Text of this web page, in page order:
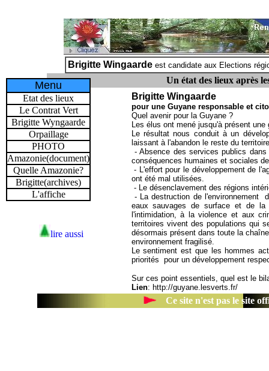
Menu
Etat des lieux
Le Contrat Vert
Brigitte Wyngaarde
Orpaillage
PHOTO
Amazonie(document)
Quelle Amazonie?
Brigitte(archives)
L'affiche
Brigitte Wingaarde est candidate aux Elections
Un état des lieux après
lire aussi
Brigitte Wingaarde
pour une Guyane responsable et
Quel avenir pour la Guyane ?
Les élus ont mené jusqu'à présent
Le résultat nous conduit à un
laissant à l'abandon le reste du
- Absence des services publics
conséquences humaines et sociales
- L'effort pour le développement de
ont été mal utilisées.
- Le désenclavement des régions
- La destruction de l'environnement
eaux sauvages de surface et de la
l'intimidation, à la violence et aux
territoires vivent des populations qui
désormais présent dans toute la
environnement fragilisé.
Le sentiment est que les hommes
priorités pour un développement
Sur ces point essentiels, quel est le
Lien: http://guyane.lesverts.fr/
Ce site n'est pas le site